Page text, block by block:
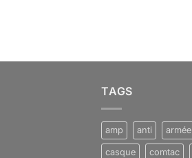
TAGS
amp anti armée
casque comtac